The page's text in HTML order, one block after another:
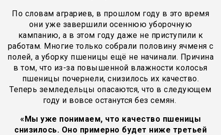
По словам аграриев, в прошлом году в это время
они уже завершили осеннюю уборочную
кампанию, а в этом году даже не приступили к
работам. Многие только собрали половину ячменя с
полей, а уборку пшеницы ещё не начинали. Причина
в том, что из-за повышенной влажности колосья
пшеницы почернели, снизилось их качество.
Теперь земледельцы опасаются, что в следующем
году и вовсе останутся без семян.
«Мы уже понимаем, что качество пшеницы
снизилось. Оно примерно будет ниже третьей